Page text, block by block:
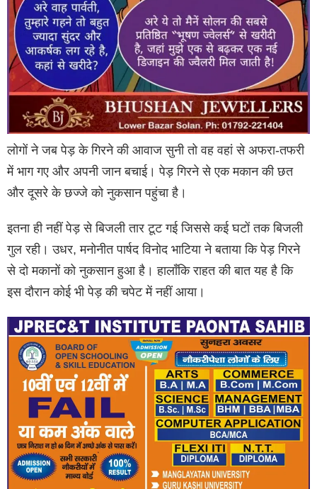
लोगों ने जब पेड़ के गिरने की आवाज सुनी तो वह वहां से अफरा-तफरी
में भाग गए और अपनी जान बचाई। पेड़ गिरने से एक मकान की छत
और दूसरे के छज्जे को नुकसान पहुंचा है।
इतना ही नहीं पेड़ से बिजली तार टूट गई जिससे कई घटों तक बिजली
गुल रही। उधर, मनोनीत पार्षद विनोद भाटिया ने बताया कि पेड़ गिरने
से दो मकानों को नुकसान हुआ है। हालाँकि राहत की बात यह है कि
इस दौरान कोई भी पेड़ की चपेट में नहीं आया।